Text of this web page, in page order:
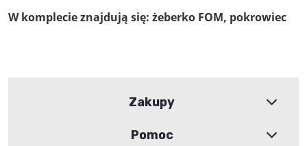
W komplecie znajdują się: żeberko FOM, pokrowiec
Zakupy
Pomoc